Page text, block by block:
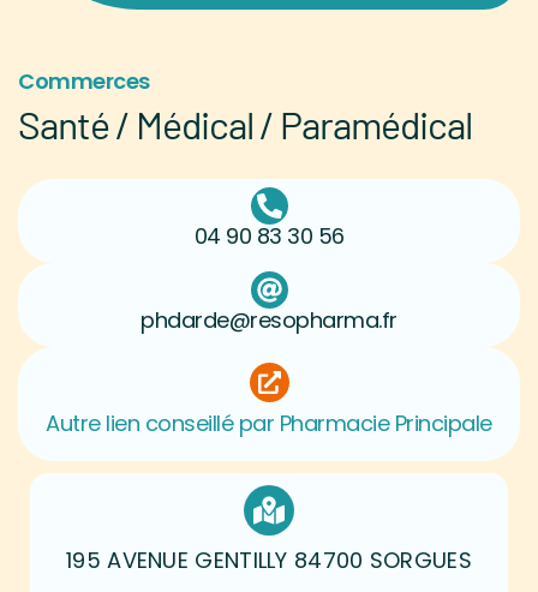
Commerces
Santé / Médical / Paramédical
04 90 83 30 56
phdarde@resopharma.fr
Autre lien conseillé par Pharmacie Principale
195 AVENUE GENTILLY 84700 SORGUES